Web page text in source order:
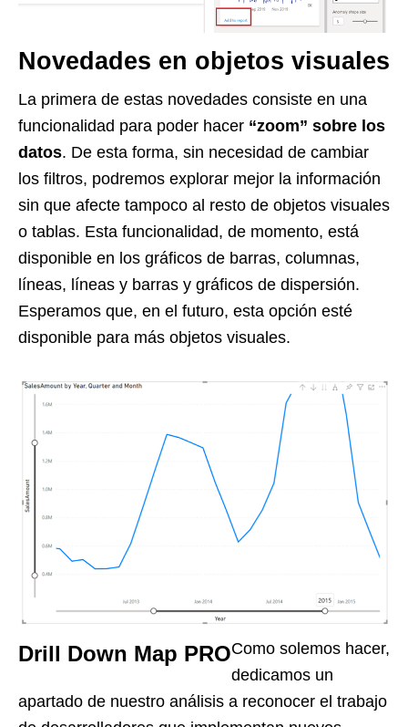
Novedades en objetos visuales
La primera de estas novedades consiste en una
funcionalidad para poder hacer “zoom” sobre los
datos. De esta forma, sin necesidad de cambiar
los filtros, podremos explorar mejor la información
sin que afecte tampoco al resto de objetos visuales
o tablas. Esta funcionalidad, de momento, está
disponible en los gráficos de barras, columnas,
líneas, líneas y barras y gráficos de dispersión.
Esperamos que, en el futuro, esta opción esté
disponible para más objetos visuales.
Drill Down Map PROComo solemos hacer,
dedicamos un
apartado de nuestro análisis a reconocer el trabajo